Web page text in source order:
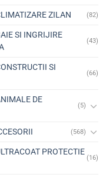
ZILAN (82)
SI INGRIJIRE
(43)
SI
(66)
DE
(5)
(568)
PROTECTIE
(16)